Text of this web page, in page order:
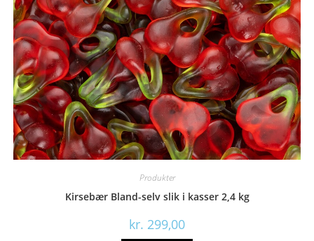
Produkter
Kirsebær Bland-selv slik i kasser 2,4 kg
kr. 299,00